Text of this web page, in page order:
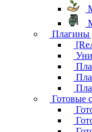
Плагины
Готовые